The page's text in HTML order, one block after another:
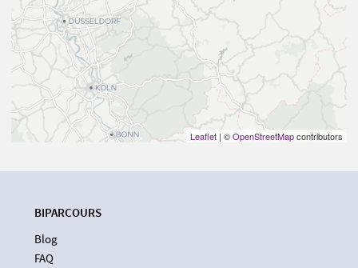
Leaflet | ©OpenStreetMapcontributors
BIPARCOURS
Blog
FAQ